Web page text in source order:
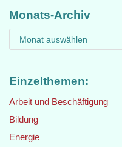
Monats-Archiv
Einzelthemen:
Arbeit und Beschäftigung
Bildung
Energie